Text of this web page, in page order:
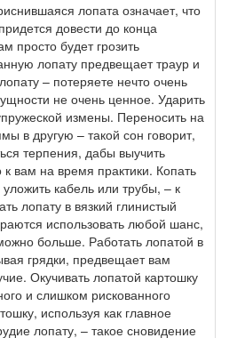
лопата означает, что
довести до конца
просто будет грозить
лопату предвещает траур и
– потеряете нечто очень
не очень ценное. Ударить
измены. Переносить на
в другую – такой сон говорит,
терпения, дабы выучить
вам на время практики. Копать
кабель или трубы, – к
лопату в вязкий глинистый
использовать любой шанс,
больше. Работать лопатой в
грядки, предвещает вам
Окучивать лопатой картошку
и слишком рискованного
используя как главное
лопату, – такое сновидение